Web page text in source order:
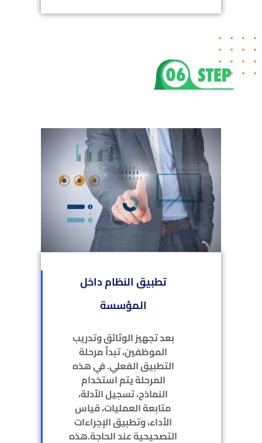
تطبيق النظام داخل
المؤسسة
بعد تجهيز الوثائق وتدريب
الموظفين، تبدأ مرحلة
التطبيق الفعلي. في هذه
المرحلة يتم استخدام
النماذج، تسجيل الأدلة،
متابعة العمليات، قياس
الأداء، وتطبيق الإجراءات
التصحيحية عند الحاجة.هذه